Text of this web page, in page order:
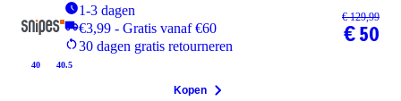
1-3 dagen
€3,99 - Gratis vanaf €60
30 dagen gratis retourneren
40 40.5
€ 129,99
€ 50
Kopen